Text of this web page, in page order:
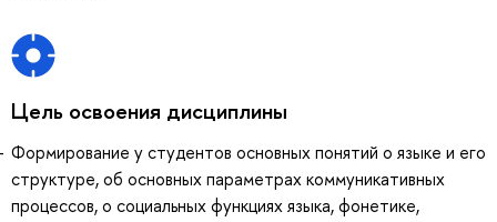
Цель освоения дисциплины
Формирование у студентов основных понятий о языке и его
структуре, об основных параметрах коммуникативных
процессов, о социальных функциях языка, фонетике,